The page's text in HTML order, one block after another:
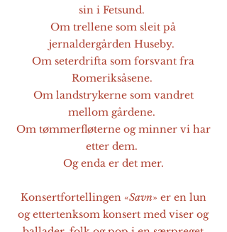
sin i Fetsund.
Om trellene som sleit på
jernaldergården Huseby.
Om seterdrifta som forsvant fra
Romeriksåsene.
Om landstrykerne som vandret
mellom gårdene.
Om tømmerfløterne og minner vi har
etter dem.
Og enda er det mer.
Konsertfortellingen «Savn» er en lun
og ettertenksom konsert med viser og